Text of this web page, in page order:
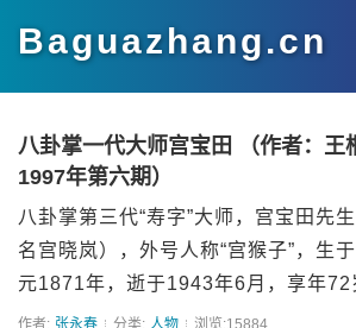
Baguazhang.cn
八卦掌一代大师宫宝田 （作者：王
1997年第六期）
八卦掌第三代“寿字”大师，宫宝田先
名宫晓岚），外号人称“宫猴子”，生
元1871年，逝于1943年6月，享年72
作者: 张永春 分类: 人物 浏览:15884